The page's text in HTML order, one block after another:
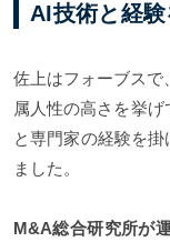
AI技術と経
佐上はフォーブスで
属人性の高さを挙
と専門家の経験を
ました。
M&A総合研究所が